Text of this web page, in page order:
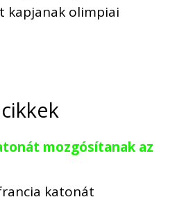
kapjanak olimpiai
mozgósítanak az
katonát